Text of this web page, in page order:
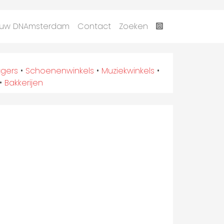
DNAmsterdam Contact Zoeken
• Schoenenwinkels • Muziekwinkels •
• Bakkerijen